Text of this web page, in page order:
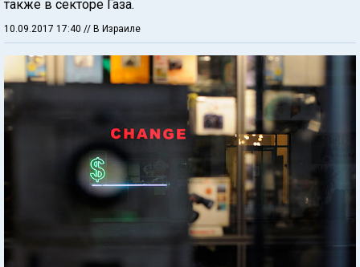
также в секторе Газа.
10.09.2017 17:40 // В Израиле